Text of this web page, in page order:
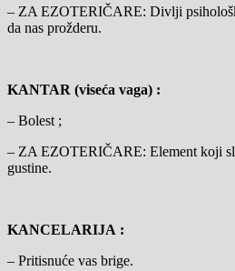
– ZA EZOTERIČARE: Divlji
da nas prožderu.
KANTAR (viseća vaga) :
– Bolest ;
– ZA EZOTERIČARE: Element koji
gustine.
KANCELARIJA :
– Pritisnuće vas brige.